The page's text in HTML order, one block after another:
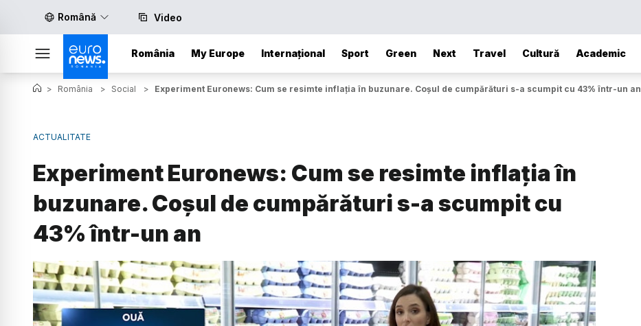
Română Video
România My Europe Internațional Sport Green Next Travel Cultură Academic
> România > Social > Experiment Euronews: Cum se resimte inflația în buzunare. Coșul de cumpărături s-a scumpit cu 43% într-un an
ACTUALITATE
Experiment Euronews: Cum se resimte inflația în
buzunare. Coșul de cumpărături s-a scumpit cu
43% într-un an